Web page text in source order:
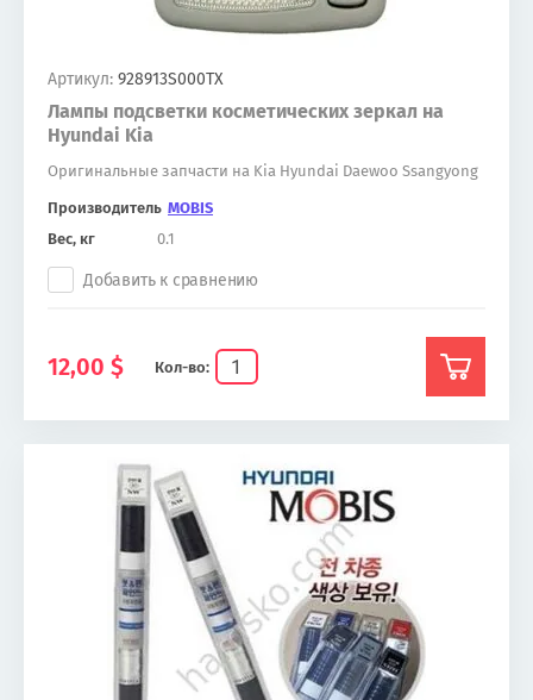
Артикул: 928913S000TX
Лампы подсветки косметических зеркал на
Hyundai Kia
Оригинальные запчасти на Kia Hyundai Daewoo Ssangyong
Производитель MOBIS
Вес, кг
0.1
Кол-во:
Добавить к сравнению
12,00 $